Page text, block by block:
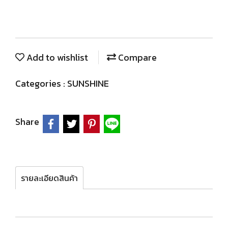
Add to wishlist
Compare
Categories : SUNSHINE
Share
รายละเอียดสินค้า